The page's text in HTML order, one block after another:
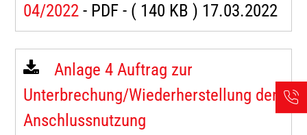
04/2022- PDF - ( 140 KB ) 17.03.2022
Anlage 4 Auftrag zur
Unterbrechung/Wiederherstellung der
Anschlussnutzung